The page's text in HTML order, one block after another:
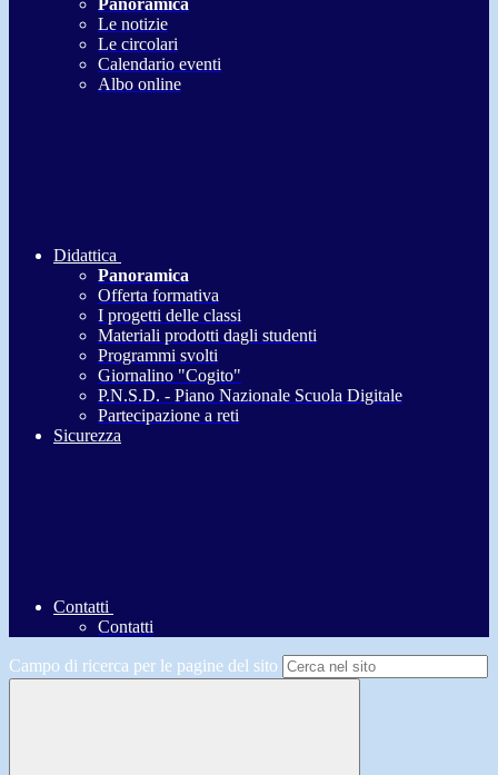
Panoramica
Le notizie
Le circolari
Calendario eventi
Albo online
Didattica
Panoramica
Offerta formativa
I progetti delle classi
Materiali prodotti dagli studenti
Programmi svolti
Giornalino "Cogito"
P.N.S.D. - Piano Nazionale Scuola Digitale
Partecipazione a reti
Sicurezza
Contatti
Contatti
Campo di ricerca per le pagine del sito